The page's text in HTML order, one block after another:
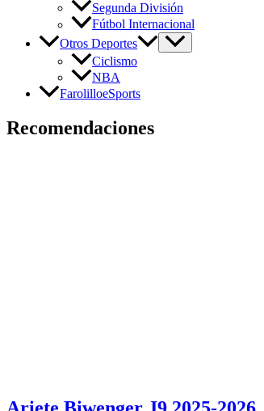
Segunda División
Fútbol Internacional
Otros Deportes
Ciclismo
NBA
FarolilloeSports
Recomendaciones